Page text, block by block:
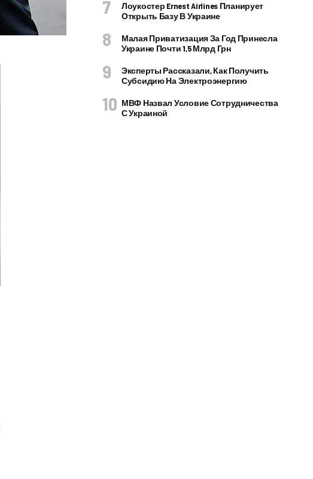
Лоукостер Ernest Airlines Планирует
Открыть Базу В Украине
Малая Приватизация За Год Принесла
Украине Почти 1,5 Млрд Грн
Эксперты Рассказали, Как Получить
Субсидию На Электроэнергию
МВФ Назвал Условие Сотрудничества
С Украиной